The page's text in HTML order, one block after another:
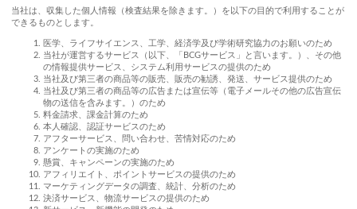
当社は、収集した個人情報（検査結果を除きます。）を以下の目的で利用することが
できるものとします。
医学、ライフサイエンス、工学、経済学及び学術研究協力のお願いのため
当社が運営するサービス（以下、「BCGサービス」と言います。）、その他
の情報提供サービス、システム利用サービスの提供のため
当社及び第三者の商品等の販売、販売の勧誘、発送、サービス提供のため
当社及び第三者の商品等の広告または宣伝等（電子メールその他の広告宣伝
物の送信を含みます。）のため
料金請求、課金計算のため
本人確認、認証サービスのため
アフターサービス、問い合わせ、苦情対応のため
アンケートの実施のため
懸賞、キャンペーンの実施のため
アフィリエイト、ポイントサービスの提供のため
マーケティングデータの調査、統計、分析のため
決済サービス、物流サービスの提供のため